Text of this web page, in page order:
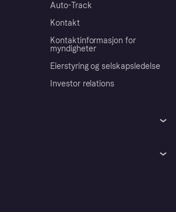
Auto-Track
Kontakt
Kontaktinformasjon for
myndigheter
Eierstyring og selskapsledelse
Investor relations